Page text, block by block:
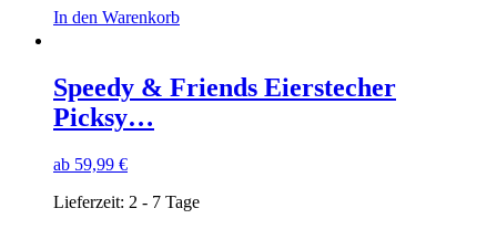
In den Warenkorb
Speedy & Friends Eierstecher
Picksy…
ab 59,99 €
Lieferzeit: 2 - 7 Tage